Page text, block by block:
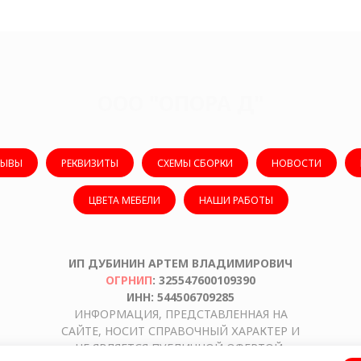
РЕКВИЗИТЫ СХЕМЫ СБОРКИ НОВОСТИ
ЦВЕТА МЕБЕЛИ НАШИ РАБОТЫ
ИП ДУБИНИН АРТЕМ ВЛАДИМИРОВИЧ
ОГРНИП: 325547600109390
ИНН: 544506709285
ИНФОРМАЦИЯ, ПРЕДСТАВЛЕННАЯ НА
САЙТЕ, НОСИТ СПРАВОЧНЫЙ ХАРАКТЕР И
НЕ ЯВЛЯЕТСЯ ПУБЛИЧНОЙ ОФЕРТОЙ,